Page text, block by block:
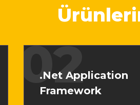
02
.Net Application
Framework